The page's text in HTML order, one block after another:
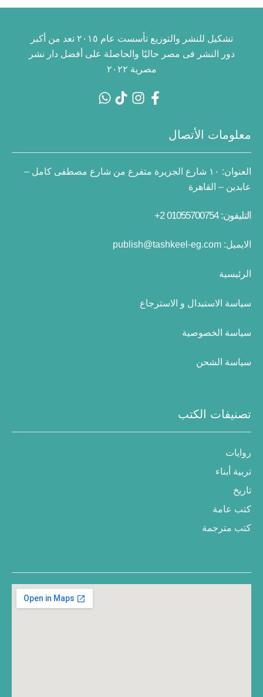
تشكيل للنشر والتوزيع تأسست عام ٢٠١٥ تعد من أكبر
دور النشر فى مصر حاليًا والحاصلة على أفضل دار نشر
مصرية ٢٠٢٢
معلومات الأتصال
العنوان:
١٠ شارع الجزيرة متفرع من شارع مصطفى كامل –
عابدين – القاهرة
التليفون: 01055700754 2+
الايميل: publish@tashkeel-eg.com
الرئيسية
سياسة الاستبدال و الاسترجاع
سياسة الخصوصية
سياسة الشحن
تصنيفات الكتب
روايات
تربية أبناء
تاريخ
كتب عامة
كتب مترجمة